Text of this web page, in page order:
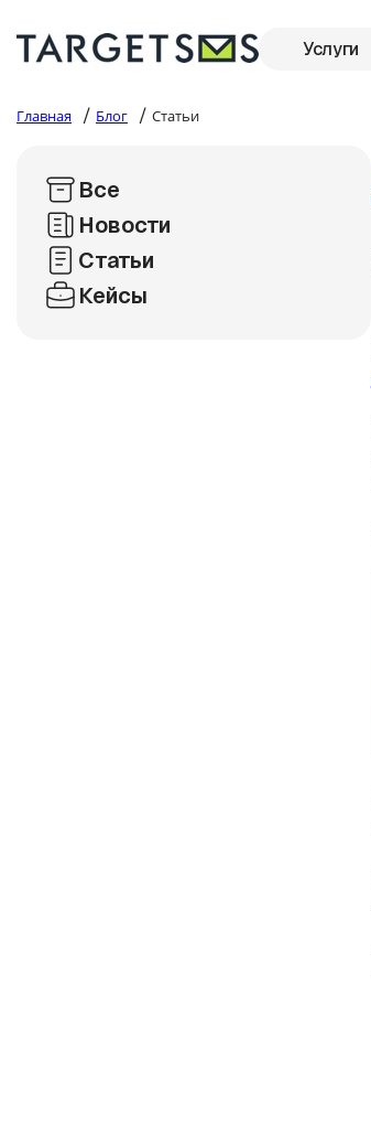
Услуги
Главная / Блог / Статьи
Все
Новости
Статьи
Кейсы